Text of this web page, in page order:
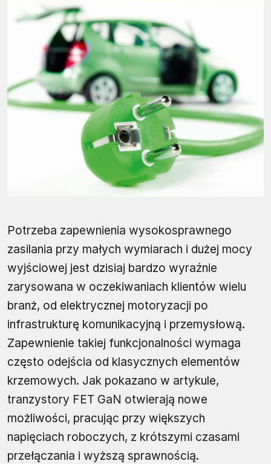
Potrzeba zapewnienia wysokosprawnego
zasilania przy małych wymiarach i dużej mocy
wyjściowej jest dzisiaj bardzo wyraźnie
zarysowana w oczekiwaniach klientów wielu
branż, od elektrycznej motoryzacji po
infrastrukturę komunikacyjną i przemysłową.
Zapewnienie takiej funkcjonalności wymaga
często odejścia od klasycznych elementów
krzemowych. Jak pokazano w artykule,
tranzystory FET GaN otwierają nowe
możliwości, pracując przy większych
napięciach roboczych, z krótszymi czasami
przełączania i wyższą sprawnością.